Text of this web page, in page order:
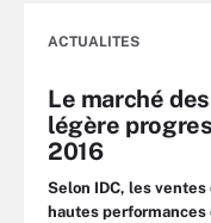
ACTUALITES
Le marché
légère
2016
Selon IDC, les
hautes